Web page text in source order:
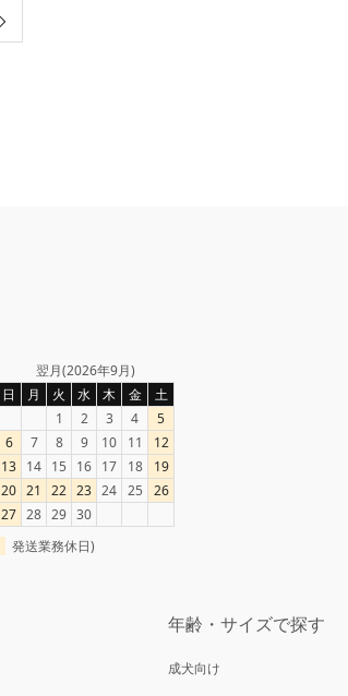
翌月(2026年9月)
日
月 火 水 木 金
土
1
2 3 4
5
6
7 8 9 10 11
12
13 14 15 16 17 18
19
20 21 22 23 24 25
26
27 28 29 30
発送業務休日)
年齢・サイズで探す
成犬向け